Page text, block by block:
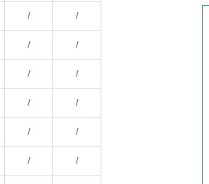
/ /
/ /
/ /
/ /
/ /
/ /